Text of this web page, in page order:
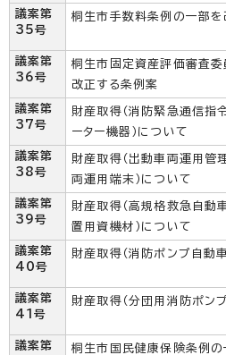
議案第
35号
桐生市手数料条例の一部を
議案第
36号
桐生市固定資産評価審査
改正する条例案
議案第
37号
財産取得（消防緊急通信指
ーター機器）について
議案第
38号
財産取得（出動車両運用管
両運用端末）について
議案第
39号
財産取得（高規格救急自動
置用資機材）について
議案第
40号
財産取得（消防ポンプ自動
議案第
41号
財産取得（分団用消防ポン
議案第
桐生市国民健康保険条例